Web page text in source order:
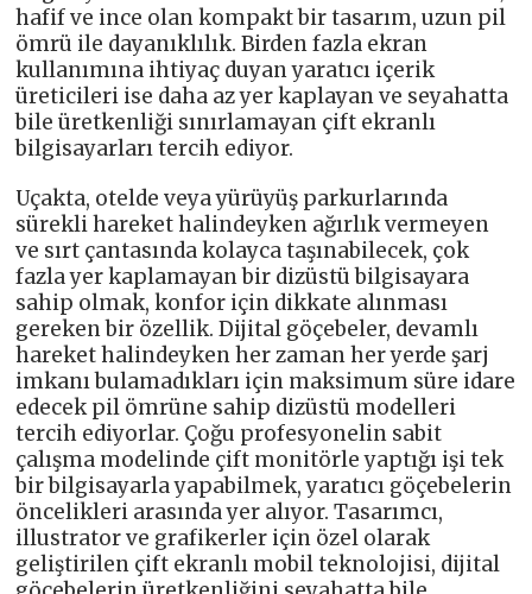
hafif ve ince olan kompakt bir tasarım, uzun pil
ömrü ile dayanıklılık. Birden fazla ekran
kullanımına ihtiyaç duyan yaratıcı içerik
üreticileri ise daha az yer kaplayan ve seyahatta
bile üretkenliği sınırlamayan çift ekranlı
bilgisayarları tercih ediyor.
Uçakta, otelde veya yürüyüş parkurlarında
sürekli hareket halindeyken ağırlık vermeyen
ve sırt çantasında kolayca taşınabilecek, çok
fazla yer kaplamayan bir dizüstü bilgisayara
sahip olmak, konfor için dikkate alınması
gereken bir özellik. Dijital göçebeler, devamlı
hareket halindeyken her zaman her yerde şarj
imkanı bulamadıkları için maksimum süre idare
edecek pil ömrüne sahip dizüstü modelleri
tercih ediyorlar. Çoğu profesyonelin sabit
çalışma modelinde çift monitörle yaptığı işi tek
bir bilgisayarla yapabilmek, yaratıcı göçebelerin
öncelikleri arasında yer alıyor. Tasarımcı,
illustrator ve grafikerler için özel olarak
geliştirilen çift ekranlı mobil teknolojisi, dijital